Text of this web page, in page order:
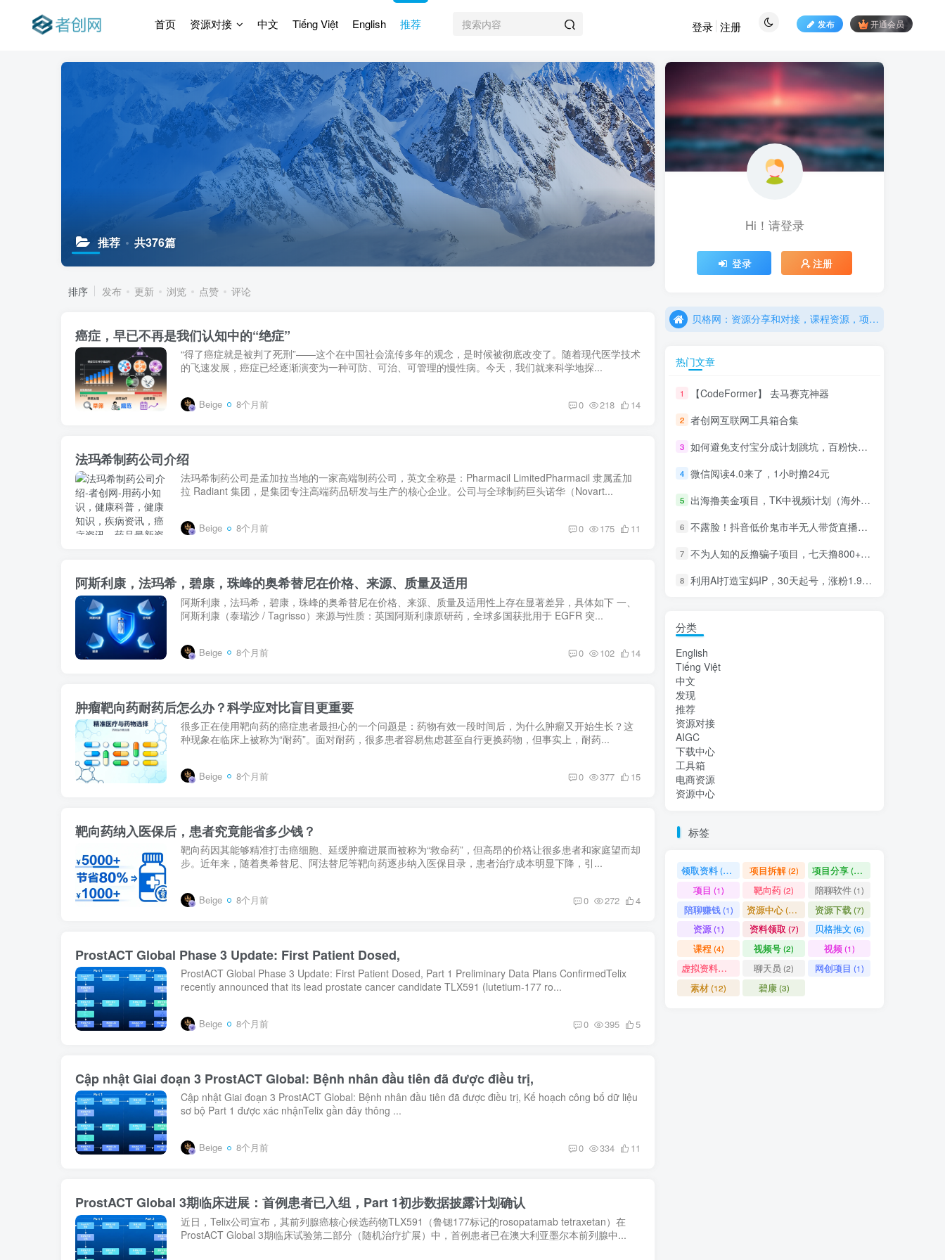
首页 资源对接 中文 Tiếng Việt English 推荐 发布 开通会员
登录 注册
推荐 共376篇
排序 发布 更新 浏览 点赞 评论
癌症，早已不再是我们认知中的“绝症”
“得了癌症就是被判了死刑”——这个在中国社会流传多年的观念，是时候被彻底改变了。随着现代医学技术
的飞速发展，癌症已经逐渐演变为一种可防、可治、可管理的慢性病。今天，我们就来科学地探...
Beige 8个月前 0 218 14
法玛希制药公司介绍
法玛希制药公司是孟加拉当地的一家高端制药公司，英文全称是：Pharmacil LimitedPharmacil 隶属孟加
拉 Radiant 集团，是集团专注高端药品研发与生产的核心企业。公司与全球制药巨头诺华（Novart...
Beige 8个月前 0 175 11
阿斯利康，法玛希，碧康，珠峰的奥希替尼在价格、来源、质量及适用
阿斯利康，法玛希，碧康，珠峰的奥希替尼在价格、来源、质量及适用性上存在显著差异，具体如下 一、
阿斯利康（泰瑞沙 / Tagrisso）来源与性质：英国阿斯利康原研药，全球多国获批用于 EGFR 突...
Beige 8个月前 0 102 14
肿瘤靶向药耐药后怎么办？科学应对比盲目更重要
很多正在使用靶向药的癌症患者最担心的一个问题是：药物有效一段时间后，为什么肿瘤又开始生长？这
种现象在临床上被称为“耐药”。面对耐药，很多患者容易焦虑甚至自行更换药物，但事实上，耐药...
Beige 8个月前 0 377 15
靶向药纳入医保后，患者究竟能省多少钱？
靶向药因其能够精准打击癌细胞、延缓肿瘤进展而被称为“救命药”，但高昂的价格让很多患者和家庭望而却
步。近年来，随着奥希替尼、阿法替尼等靶向药逐步纳入医保目录，患者治疗成本明显下降，引...
Beige 8个月前 0 272 4
ProstACT Global Phase 3 Update: First Patient Dosed,
ProstACT Global Phase 3 Update: First Patient Dosed, Part 1 Preliminary Data Plans ConfirmedTelix
recently announced that its lead prostate cancer candidate TLX591 (lutetium-177 ro...
Beige 8个月前 0 395 5
Cập nhật Giai đoạn 3 ProstACT Global: Bệnh nhân đầu tiên đã được điều trị,
Cập nhật Giai đoạn 3 ProstACT Global: Bệnh nhân đầu tiên đã được điều trị, Kế hoạch công bố dữ liệu
sơ bộ Part 1 được xác nhậnTelix gần đây thông ...
Beige 8个月前 0 334 11
ProstACT Global 3期临床进展：首例患者已入组，Part 1初步数据披露计划确认
近日，Telix公司宣布，其前列腺癌核心候选药物TLX591（鲁锶177标记的rosopatamab tetraxetan）在
ProstACT Global 3期临床试验第二部分（随机治疗扩展）中，首例患者已在澳大利亚墨尔本前列腺中...
Hi！请登录
登录 注册
贝格网：资源分享和对接，课程资源，项目资源，工具资源以及网创平台资源
贝格网：资源分享和对接，课程资源，项目资源，工具资源以及网创平台资源
热门文章
1 【CodeFormer】 去马赛克神器
2 者创网互联网工具箱合集
3 如何避免支付宝分成计划跳坑，百粉快速突破，作品要求解析！一文解答！
4 微信阅读4.0来了，1小时撸24元
5 出海撸美金项目，TK中视频计划（海外版抖音）
6 不露脸！抖音低价鬼市半无人带货直播，月赚10W+
7 不为人知的反撸骗子项目，七天撸800+（附免费项目资料）
8 利用AI打造宝妈IP，30天起号，涨粉1.9W+！附教程
分类
English
Tiếng Việt
中文
发现
推荐
资源对接
AIGC
下载中心
工具箱
电商资源
资源中心
标签
领取资料(55) 项目拆解(2) 项目分享(84)
项目 (1) 靶向药(2) 陪聊软件(1)
陪聊赚钱(1) 资源中心(11) 资源下载(7)
资源(1) 资料领取 (7) 贝格推文 (6)
课程 (4) 视频号(2) 视频(1)
虚拟资料项目 聊天员 (2) 网创项目 (1)
素材(12) 碧康(3)